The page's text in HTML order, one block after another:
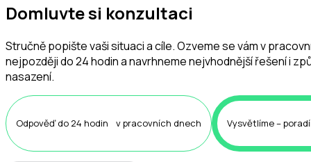
Domluvte si konzultaci
Stručně popište vaši situaci a cíle. Ozveme se vám v
nejpozději do 24 hodin a navrhneme nejvhodnější řešení i
nasazení.
Odpověď do 24 hodin v pracovních dnech Vysvětlíme –